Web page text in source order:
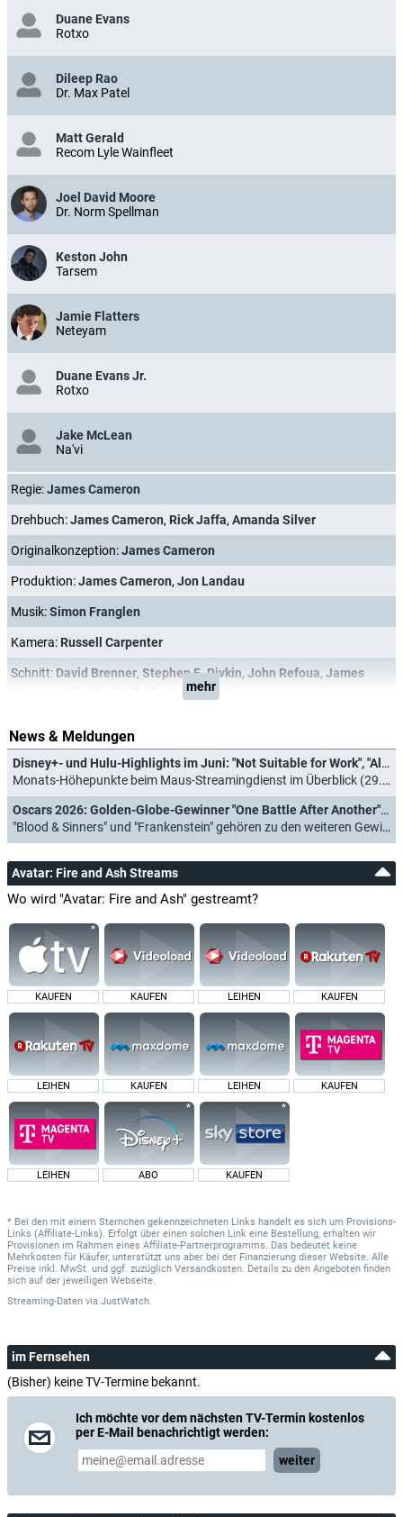
Duane Evans
Rotxo
Dileep Rao
Dr. Max Patel
Matt Gerald
Recom Lyle Wainfleet
Joel David Moore
Dr. Norm Spellman
Keston John
Tarsem
Jamie Flatters
Neteyam
Duane Evans Jr.
Rotxo
Jake McLean
Na'vi
Regie:James Cameron
Drehbuch:James Cameron, Rick Jaffa, Amanda Silver
Originalkonzeption:James Cameron
Produktion:James Cameron, Jon Landau
Musik:Simon Franglen
Kamera: Russell Carpenter
Schnitt: David Brenner, Stephen E. Rivkin, John Refoua, James
mehr
News & Meldungen
Disney+- und Hulu-Highlights im Juni: "Not Suitable for Work", "Alice and Steve" und "Avatar: Fire and Ash"
Monats-Höhepunkte beim Maus-Streamingdienst im Überblick (29.05.2026)
Oscars 2026: Golden-Globe-Gewinner "One Battle After Another" räumt bei der Preisverleihung ab
"Blood & Sinners" und "Frankenstein" gehören zu den weiteren Gewinnern (16.03.2026)
Avatar: Fire and Ash Streams
Wo wird "Avatar: Fire and Ash" gestreamt?
KAUFEN KAUFEN LEIHEN KAUFEN
LEIHEN KAUFEN LEIHEN KAUFEN
LEIHEN ABO KAUFEN
* Bei den mit einem Sternchen gekennzeichneten Links handelt es sich um Provisions-
Links (Affiliate-Links). Erfolgt über einen solchen Link eine Bestellung, erhalten wir
Provisionen im Rahmen eines Affiliate-Partnerprogramms. Das bedeutet keine
Mehrkosten für Käufer, unterstützt uns aber bei der Finanzierung dieser Website. Alle
Preise inkl. MwSt. und ggf. zuzüglich Versandkosten. Details zu den Angeboten finden
sich auf der jeweiligen Webseite.
Streaming-Daten via JustWatch.
im Fernsehen
(Bisher) keine TV-Termine bekannt.
Ich möchte vor dem nächsten TV-Termin kostenlos
per E-Mail benachrichtigt werden:
weiter